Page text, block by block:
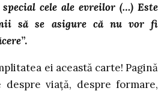
cele ale evreilor (…) Este
să se asigure că nu vor fi
”.
ei această carte! Pagină
despre viață, despre formare,